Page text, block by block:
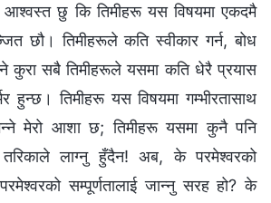
छु कि तिमीहरू यस विषयमा एकदमै
छौ। तिमीहरूले कति स्वीकार गर्न, बोध
कुरा सबै तिमीहरूले यसमा कति धेरै प्रयास
हुन्छ। तिमीहरू यस विषयमा गम्भीरतासाथ
मेरो आशा छ; तिमीहरू यसमा कुनै पनि
तरिकाले लाग्नु हुँदैन! अब, के परमेश्‍वरको
सम्पूर्णतालाई जान्‍नु सरह हो? के